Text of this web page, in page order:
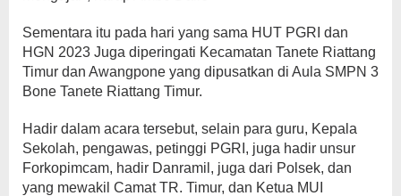
Sementara itu pada hari yang sama HUT PGRI dan
HGN 2023 Juga diperingati Kecamatan Tanete Riattang
Timur dan Awangpone yang dipusatkan di Aula SMPN 3
Bone Tanete Riattang Timur.
Hadir dalam acara tersebut, selain para guru, Kepala
Sekolah, pengawas, petinggi PGRI, juga hadir unsur
Forkopimcam, hadir Danramil, juga dari Polsek, dan
yang mewakil Camat TR. Timur, dan Ketua MUI